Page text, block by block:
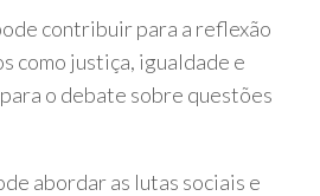
contribuir para a reflexão
como justiça, igualdade e
o debate sobre questões
abordar as lutas sociais e